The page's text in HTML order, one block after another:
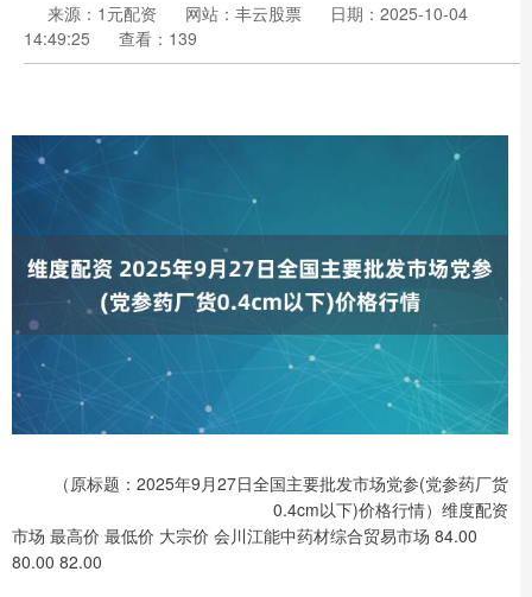
来源：1元配资 网站：丰云股票
日期：2025-10-04
14:49:25
查看：139
（原标题：2025年9月27日全国主要批发市场党参(党参药厂货
0.4cm以下)价格行情）维度配资
市场 最高价 最低价 大宗价 会川江能中药材综合贸易市场 84.00
80.00 82.00